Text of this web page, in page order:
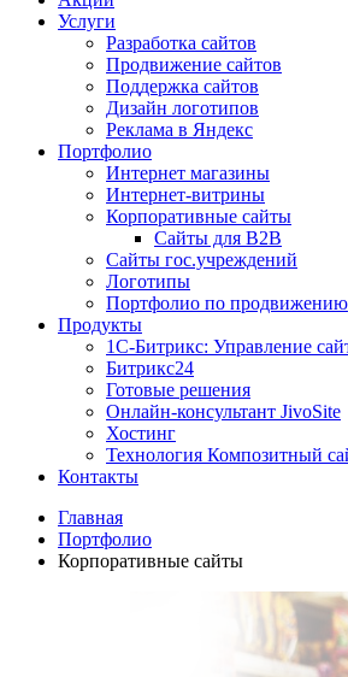
Услуги
Разработка сайтов
Продвижение сайтов
Поддержка сайтов
Дизайн логотипов
Реклама в Яндекс
Портфолио
Интернет магазины
Интернет-витрины
Корпоративные сайты
Сайты для B2B
Сайты гос.учреждений
Логотипы
Портфолио по продвижению
Продукты
1С-Битрикс: Управление
Битрикс24
Готовые решения
Онлайн-консультант JivoSite
Хостинг
Технология Композитный
Контакты
Главная
Портфолио
Корпоративные сайты